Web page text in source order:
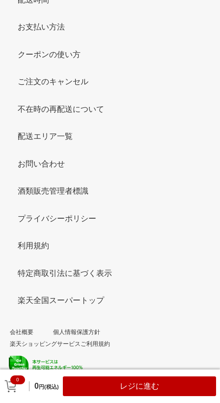
0
0円(税込) レジに進む
お支払い方法
クーポンの使い方
ご注文のキャンセル
不在時の再配送について
配送エリア一覧
お問い合わせ
酒類販売管理者標識
プライバシーポリシー
利用規約
特定商取引法に基づく表示
楽天全国スーパートップ
会社概要
個人情報保護方針
楽天ショッピングサービスご利用規約
© Rakuten Group, Inc.